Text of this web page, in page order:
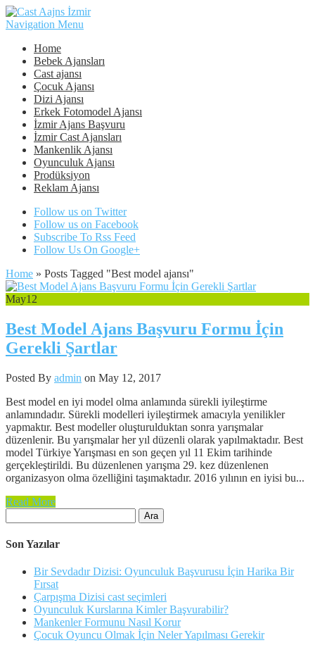
Navigation Menu
Home
Bebek Ajansları
Cast ajansı
Çocuk Ajansı
Dizi Ajansı
Erkek Fotomodel Ajansı
İzmir Ajans Başvuru
İzmir Cast Ajansları
Mankenlik Ajansı
Oyunculuk Ajansı
Prodüksiyon
Reklam Ajansı
Follow us on Twitter
Follow us on Facebook
Subscribe To Rss Feed
Follow Us On Google+
Home » Posts Tagged "Best model ajansı"
May12
Best Model Ajans Başvuru Formu İçin
Gerekli Şartlar
Posted By admin on May 12, 2017
Best model en iyi model olma anlamında sürekli iyileştirme
anlamındadır. Sürekli modelleri iyileştirmek amacıyla yenilikler
yapmaktır. Best modeller oluşturulduktan sonra yarışmalar
düzenlenir. Bu yarışmalar her yıl düzenli olarak yapılmaktadır. Best
model Türkiye Yarışması en son geçen yıl 11 Ekim tarihinde
gerçekleştirildi. Bu düzenlenen yarışma 29. kez düzenlenen
organizasyon olma özelliğini taşımaktadır. 2016 yılının en iyisi bu...
Read More
Son Yazılar
Bir Sevdadır Dizisi: Oyunculuk Başvurusu İçin Harika Bir
Fırsat
Çarpışma Dizisi cast seçimleri
Oyunculuk Kurslarına Kimler Başvurabilir?
Mankenler Formunu Nasıl Korur
Çocuk Oyuncu Olmak İçin Neler Yapılması Gerekir